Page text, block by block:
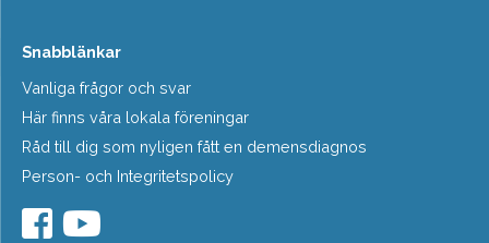
Snabblänkar
Vanliga frågor och svar
Här finns våra lokala föreningar
Råd till dig som nyligen fått en demensdiagnos
Person- och Integritetspolicy